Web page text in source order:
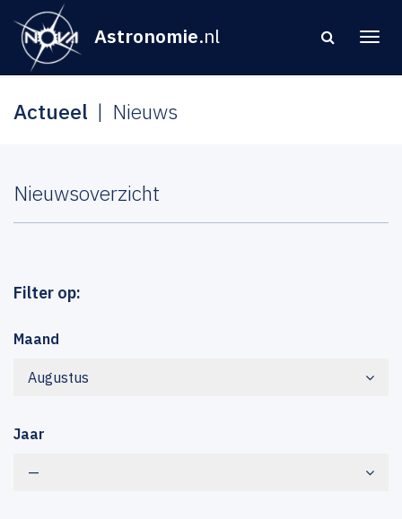
Astronomie.nl
Actueel Nieuws
Nieuwsoverzicht
Filter op:
Maand
Augustus
Jaar
—